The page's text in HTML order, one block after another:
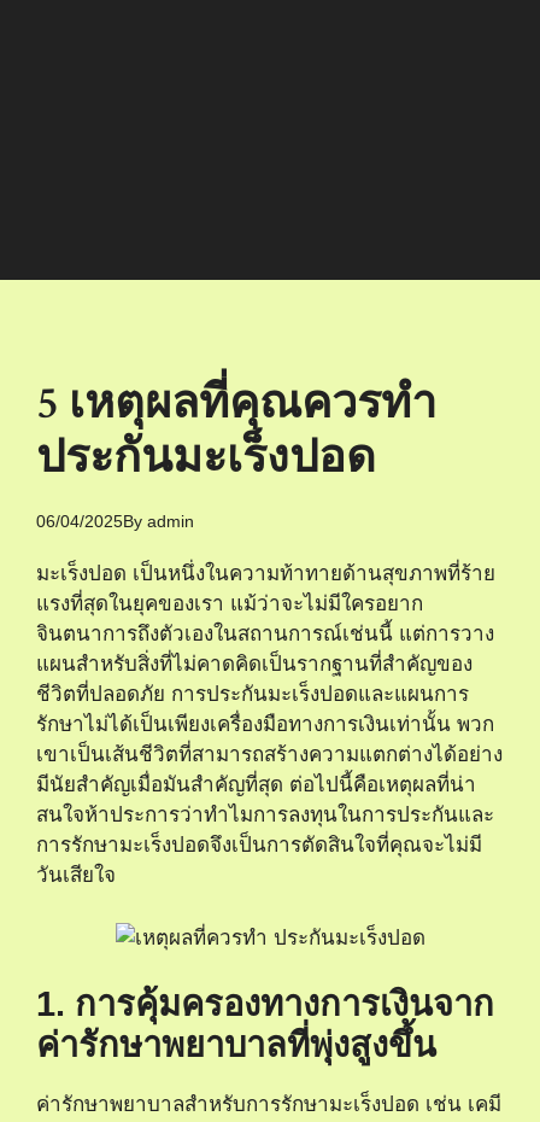
5 เหตุผลที่คุณควรทำ
ประกันมะเร็งปอด
06/04/2025By admin
มะเร็งปอด เป็นหนึ่งในความท้าทายด้านสุขภาพที่ร้าย
แรงที่สุดในยุคของเรา แม้ว่าจะไม่มีใครอยาก
จินตนาการถึงตัวเองในสถานการณ์เช่นนี้ แต่การวาง
แผนสําหรับสิ่งที่ไม่คาดคิดเป็นรากฐานที่สําคัญของ
ชีวิตที่ปลอดภัย การประกันมะเร็งปอดและแผนการ
รักษาไม่ได้เป็นเพียงเครื่องมือทางการเงินเท่านั้น พวก
เขาเป็นเส้นชีวิตที่สามารถสร้างความแตกต่างได้อย่าง
มีนัยสําคัญเมื่อมันสําคัญที่สุด ต่อไปนี้คือเหตุผลที่น่า
สนใจห้าประการว่าทําไมการลงทุนในการประกันและ
การรักษามะเร็งปอดจึงเป็นการตัดสินใจที่คุณจะไม่มี
วันเสียใจ
1. การคุ้มครองทางการเงินจาก
ค่ารักษาพยาบาลที่พุ่งสูงขึ้น
ค่ารักษาพยาบาลสําหรับการรักษามะเร็งปอด เช่น เคมี